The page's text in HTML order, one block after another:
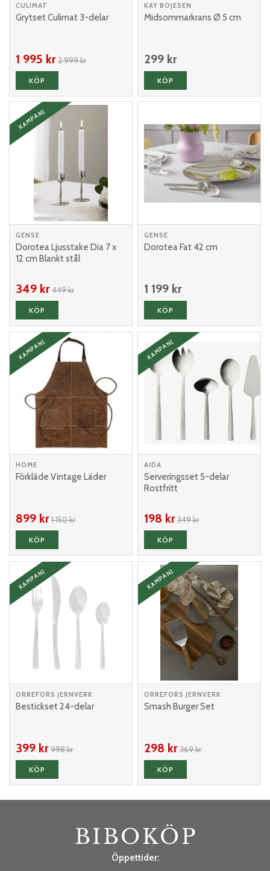
CULIMAT
Grytset Culimat 3-delar
1 995 kr2 999 kr
KÖP
KAY BOJESEN
Midsommarkrans Ø 5 cm
299 kr
KÖP
GENSE
Dorotea Ljusstake Dia 7 x
12 cm Blankt stål
KAMPANJ
349 kr449 kr
KÖP
GENSE
Dorotea Fat 42 cm
1 199 kr
KÖP
HOME
Förkläde Vintage Läder
KAMPANJ
899 kr1 150 kr
KÖP
AIDA
Serveringsset 5-delar
Rostfritt
KAMPANJ
198 kr 349 kr
KÖP
ORREFORS JERNVERK
Bestickset 24-delar
KAMPANJ
399 kr998 kr
KÖP
ORREFORS JERNVERK
Smash Burger Set
KAMPANJ
298 kr 369 kr
KÖP
Öppettider: